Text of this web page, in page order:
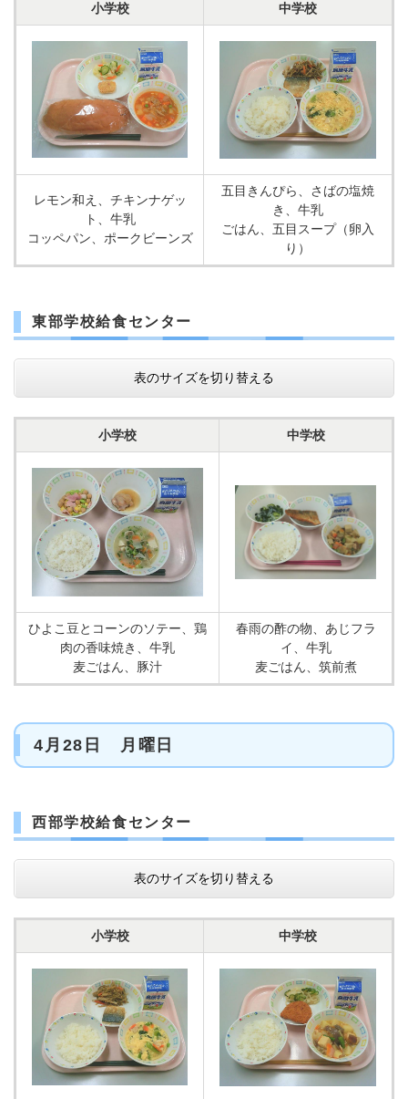
小学校 中学校
レモン和え、チキンナゲッ
ト、牛乳
コッペパン、ポークビーンズ
五目きんぴら、さばの塩焼
き、牛乳
ごはん、五目スープ（卵入
り）
東部学校給食センター
表のサイズを切り替える
小学校 中学校
ひよこ豆とコーンのソテー、鶏
肉の香味焼き、牛乳
麦ごはん、豚汁
春雨の酢の物、あじフラ
イ、牛乳
麦ごはん、筑前煮
4月28日 月曜日
西部学校給食センター
表のサイズを切り替える
小学校 中学校